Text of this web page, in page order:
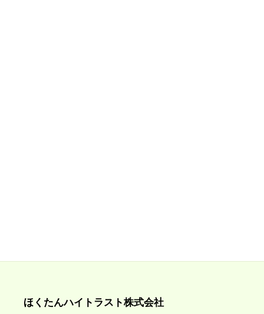
ほくたんハイトラスト株式会社